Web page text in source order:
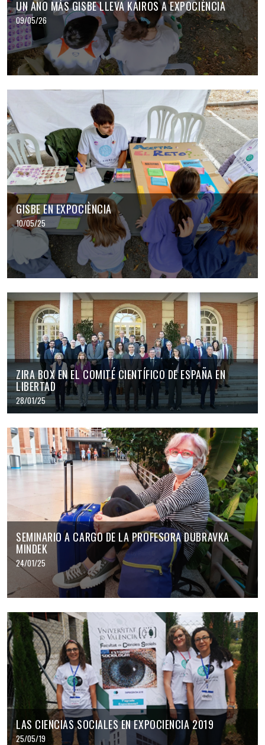
UN AÑO MÁS GISBE LLEVA KAIROS A EXPOCIÈNCIA
09/05/26
GISBE EN EXPOCIÈNCIA
10/05/25
ZIRA BOX EN EL COMITÉ CIENTÍFICO DE ESPAÑA EN
LIBERTAD
28/01/25
SEMINARIO A CARGO DE LA PROFESORA DUBRAVKA
MINDEK
24/01/25
LAS CIENCIAS SOCIALES EN EXPOCIENCIA 2019
25/05/19